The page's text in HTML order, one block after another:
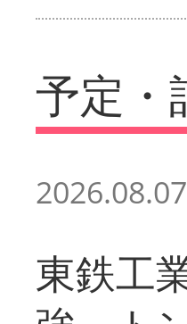
予定・
2026.08.07
東鉄工